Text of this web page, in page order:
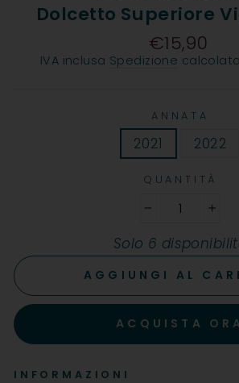
Dolcetto Superiore
Prezzo
€15,90
IVA inclusa Spedizione
ANNATA
2021 2022
QUANTITÀ
Solo 6
AGGIUNGI AL
ACQUISTA
INFORMAZIONI